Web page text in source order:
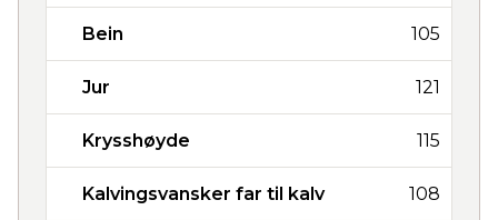
Bein 105
Jur 121
Krysshøyde 115
Kalvingsvansker far til kalv 108